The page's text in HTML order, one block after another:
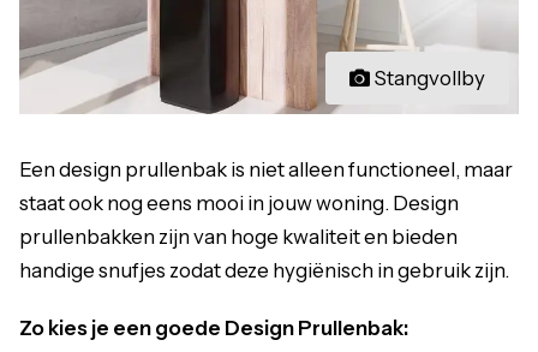
Stangvollby
Een design prullenbak is niet alleen functioneel, maar
staat ook nog eens mooi in jouw woning. Design
prullenbakken zijn van hoge kwaliteit en bieden
handige snufjes zodat deze hygiënisch in gebruik zijn.
Zo kies je een goede Design Prullenbak: